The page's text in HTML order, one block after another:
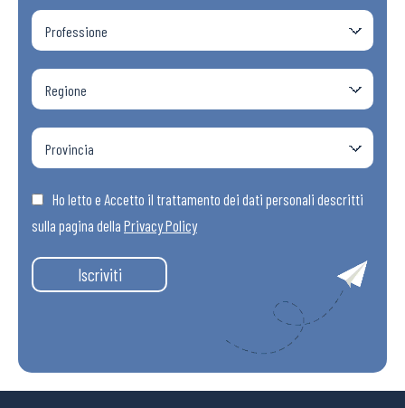
Ho letto e Accetto il trattamento dei dati personali descritti
sulla pagina della Privacy Policy
Iscriviti